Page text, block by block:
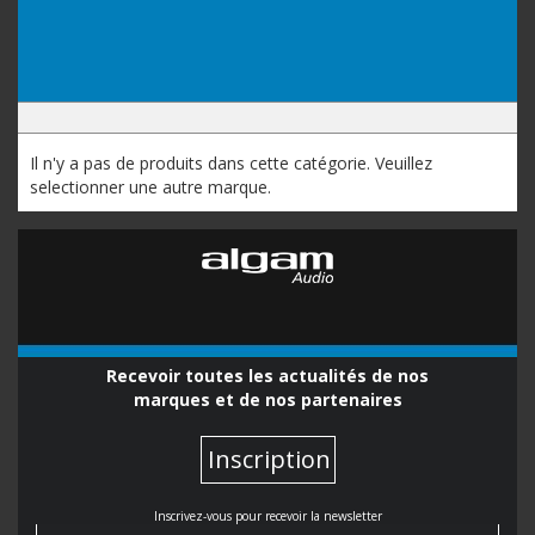
Il n'y a pas de produits dans cette catégorie. Veuillez
selectionner une autre marque.
Recevoir toutes les actualités de nos
marques et de nos partenaires
Inscription
Inscrivez-vous pour recevoir la newsletter